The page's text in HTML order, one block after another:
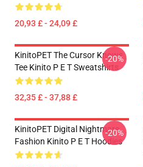
20,93 £ - 24,09 £
KinitoPET The Cursor Knows
Tee Kinito P E T Sweatshirts
32,35 £ - 37,88 £
-20%
KinitoPET Digital Nightmare
Fashion Kinito P E T Hoodies
-20%